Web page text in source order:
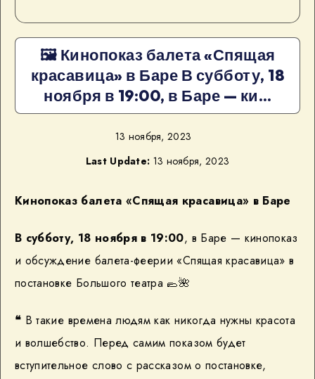
🖼 Кинопоказ балета «Спящая
красавица» в Баре В субботу, 18
ноября в 19:00, в Баре — ки…
13 ноября, 2023
Last Update: 13 ноября, 2023
Кинопоказ балета «Спящая красавица» в Баре
В субботу, 18 ноября в 19:00, в Баре — кинопоказ
и обсуждение балета-феерии «Спящая красавица» в
постановке Большого театра 🥿🌺
❝ В такие времена людям как никогда нужны красота
и волшебство. Перед самим показом будет
вступительное слово с рассказом о постановке,